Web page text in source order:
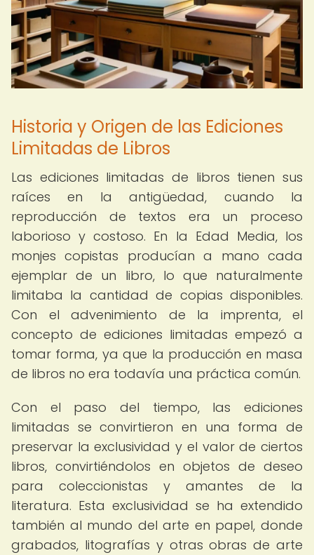
Historia y Origen de las Ediciones
Limitadas de Libros
Las ediciones limitadas de libros tienen sus
raíces en la antigüedad, cuando la
reproducción de textos era un proceso
laborioso y costoso. En la Edad Media, los
monjes copistas producían a mano cada
ejemplar de un libro, lo que naturalmente
limitaba la cantidad de copias disponibles.
Con el advenimiento de la imprenta, el
concepto de ediciones limitadas empezó a
tomar forma, ya que la producción en masa
de libros no era todavía una práctica común.
Con el paso del tiempo, las ediciones
limitadas se convirtieron en una forma de
preservar la exclusividad y el valor de ciertos
libros, convirtiéndolos en objetos de deseo
para coleccionistas y amantes de la
literatura. Esta exclusividad se ha extendido
también al mundo del arte en papel, donde
grabados, litografías y otras obras de arte